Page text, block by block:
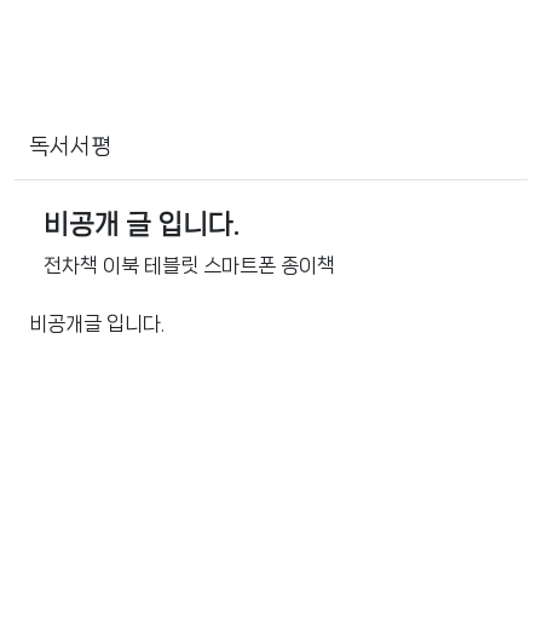
독서서평
비공개 글 입니다.
전차책 이북 테블릿 스마트폰 종이책
비공개글 입니다.